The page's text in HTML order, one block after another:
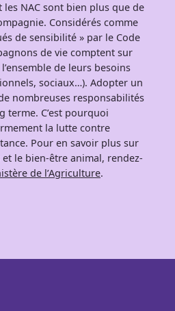
les NAC sont bien plus que de
Considérés comme
de sensibilité » par le Code
de vie comptent sur
de leurs besoins
sociaux…). Adopter un
nombreuses responsabilités
terme. C’est pourquoi
la lutte contre
Pour en savoir plus sur
le bien-être animal, rendez-
de l’Agriculture.